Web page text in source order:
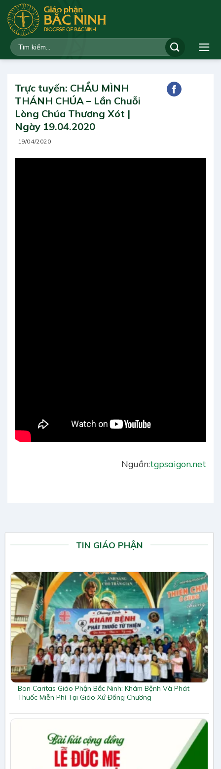
qua
dung
Trực tuyến: CHẦU MÌNH
THÁNH CHÚA – Lần Chuỗi
Lòng Chúa Thương Xót |
Ngày 19.04.2020
19/04/2020
Nguồn:tgpsaigon.net
TIN GIÁO PHẬN
Ban Caritas Giáo Phận Bắc Ninh: Khám Bệnh Và Phát
Thuốc Miễn Phí Tại Giáo Xứ Đồng Chương